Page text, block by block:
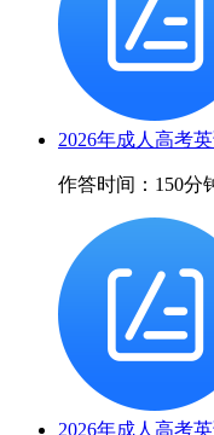
2026年成人高考
作答时间：150分
2026年成人高考